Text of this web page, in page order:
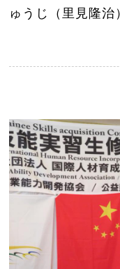
ゅうじ（里見隆治